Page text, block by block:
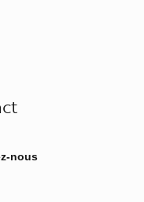
nous